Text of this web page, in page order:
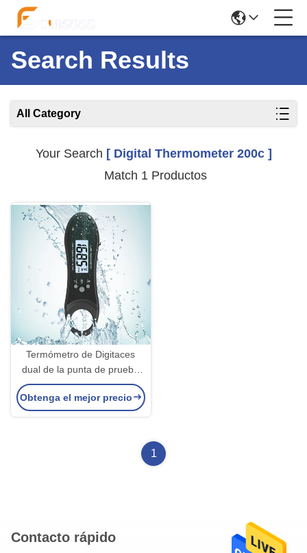
Search Results
All Category
Your Search [ Digital Thermometer 200c ]
Match 1 Productos
Termómetro de Digitaces
dual de la punta de prueba
del fumador de la
BARBACOA 150 grados de
200c vadeable
Obtenga el mejor precio
1
Contacto rápido